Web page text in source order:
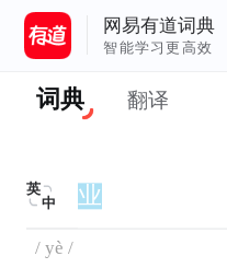
网易有道词典
智能学习更高效
词典 翻译
英
中
/ yè /